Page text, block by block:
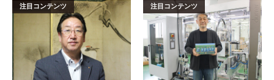
注目コンテンツ 注目コンテンツ